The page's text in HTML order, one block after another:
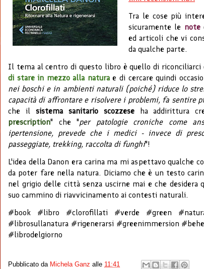
Tra le cose più
sicuramente le note
ed articoli che vi
da qualche parte.
Il tema al centro di questo libro è quello di riconciliarci
di stare in mezzo alla naturae di cercare quindi
nei boschi e in ambienti naturali (poiché) riduce lo
capacità di affrontare e risolvere i problemi, fa sentire
che il sistema sanitario scozzeseha addirittura
prescription" che "per patologie croniche come
ipertensione, prevede che i medici - invece di
passeggiate, trekking, raccolta di funghi"!
L'idea della Danon era carina ma mi aspettavo qualche
da poter fare nella natura. Diciamo che è un testo
nel grigio delle città senza uscirne mai e che desidera
suo cammino di riavvicinamento ai contesti naturali.
#book #libro #clorofillati #verde #green
#librosullanatura #rigenerarsi #greenimmersion
#librodelgiorno
Pubblicato da Michela Ganz alle 11:41